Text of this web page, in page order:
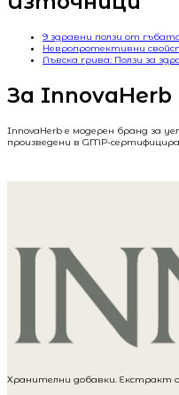
9 здравни ползи от
Невропротективни
Лъвска грива: Ползи за
За InnovaHerb
InnovaHerb е модерен бранд за
произведени в GMP-
Хранителни добавки. Екстракт